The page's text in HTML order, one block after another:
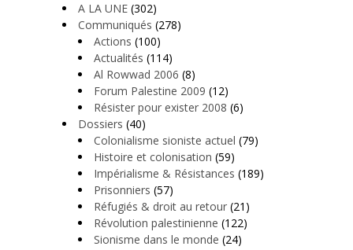
A LA UNE (302)
Communiqués (278)
Actions (100)
Actualités (114)
Al Rowwad 2006 (8)
Forum Palestine 2009 (12)
Résister pour exister 2008 (6)
Dossiers (40)
Colonialisme sioniste actuel (79)
Histoire et colonisation (59)
Impérialisme & Résistances (189)
Prisonniers (57)
Réfugiés & droit au retour (21)
Révolution palestinienne (122)
Sionisme dans le monde (24)